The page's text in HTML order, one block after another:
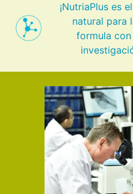
¡NutriaPlus es
natural para
formula